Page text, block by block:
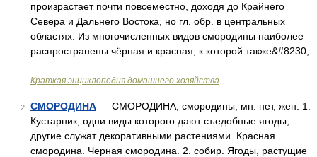
произрастает почти повсеместно, доходя до Крайнего
Севера и Дальнего Востока, но гл. обр. в центральных
областях. Из многочисленных видов смородины наиболее
распространены чёрная и красная, к которой также&#8230;
Краткая энциклопедия домашнего хозяйства
2 СМОРОДИНА — СМОРОДИНА, смородины, мн. нет, жен. 1.
Кустарник, одни виды которого дают съедобные ягоды,
другие служат декоративными растениями. Красная
смородина. Черная смородина. 2. собир. Ягоды, растущие